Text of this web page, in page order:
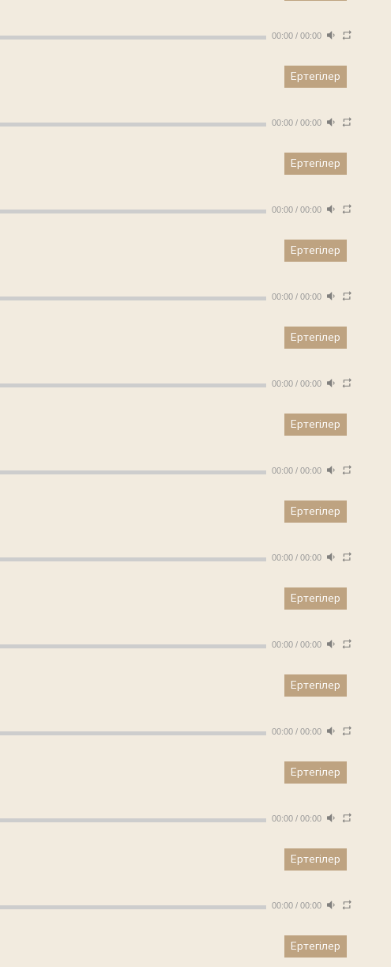
00:00 / 00:00
00:00 / 00:00
Ертегілер
00:00 / 00:00
Ертегілер
00:00 / 00:00
Ертегілер
00:00 / 00:00
Ертегілер
00:00 / 00:00
Ертегілер
00:00 / 00:00
Ертегілер
00:00 / 00:00
Ертегілер
00:00 / 00:00
Ертегілер
00:00 / 00:00
Ертегілер
00:00 / 00:00
Ертегілер
Ертегілер